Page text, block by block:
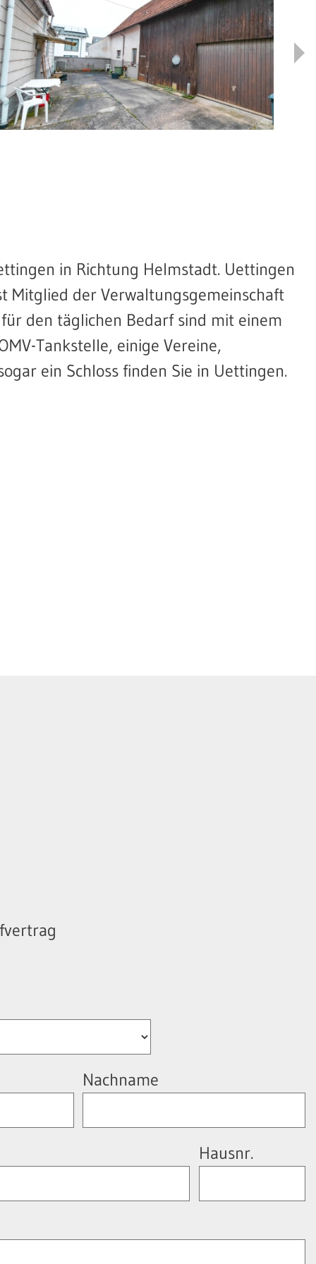
in Richtung Helmstadt. Uettingen
Mitglied der Verwaltungsgemeinschaft
den täglichen Bedarf sind mit einem
Tankstelle, einige Vereine,
ein Schloss finden Sie in Uettingen.
Nachname
Hausnr.